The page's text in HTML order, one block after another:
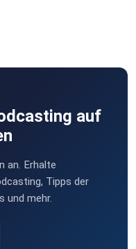
auf
an. Erhalte
Tipps der
und mehr.